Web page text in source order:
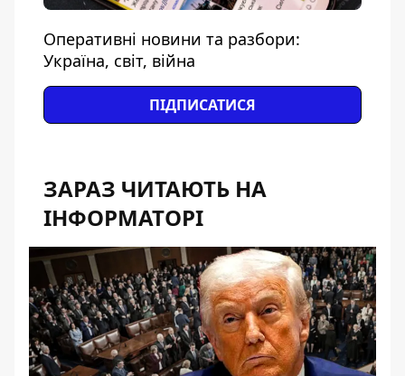
Оперативні новини та разбори:
Україна, світ, війна
ПІДПИСАТИСЯ
ЗАРАЗ ЧИТАЮТЬ НА
ІНФОРМАТОРІ